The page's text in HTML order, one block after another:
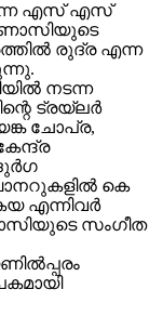
എസ് എസ്
രുദ്ര എന്ന
നടന്ന
ട്രയ്ലർ
ചോപ്ര,
കെ
എന്നിവർ
സംഗീത